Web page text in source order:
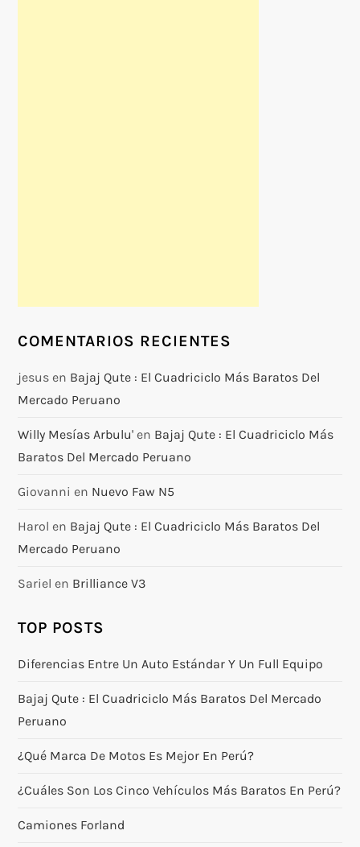
COMENTARIOS RECIENTES
jesus en Bajaj Qute : El Cuadriciclo Más Baratos Del
Mercado Peruano
Willy Mesías Arbulu' en Bajaj Qute : El Cuadriciclo Más
Baratos Del Mercado Peruano
Giovanni en Nuevo Faw N5
Harol en Bajaj Qute : El Cuadriciclo Más Baratos Del
Mercado Peruano
Sariel en Brilliance V3
TOP POSTS
Diferencias Entre Un Auto Estándar Y Un Full Equipo
Bajaj Qute : El Cuadriciclo Más Baratos Del Mercado
Peruano
¿Qué Marca De Motos Es Mejor En Perú?
¿Cuáles Son Los Cinco Vehículos Más Baratos En Perú?
Camiones Forland